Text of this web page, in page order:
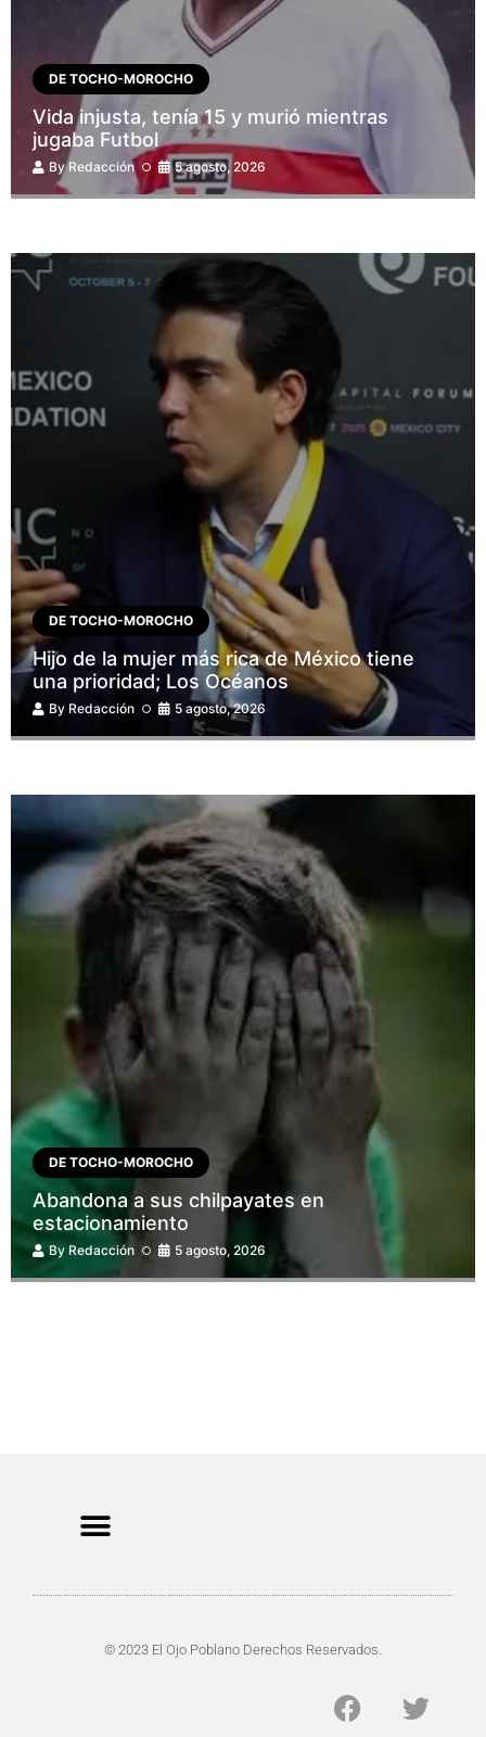
DE TOCHO-MOROCHO
Vida injusta, tenía 15 y murió mientras
jugaba Futbol
ByRedacción 5 agosto, 2026
DE TOCHO-MOROCHO
Hijo de la mujer más rica de México tiene
una prioridad; Los Océanos
By Redacción 5 agosto, 2026
DE TOCHO-MOROCHO
Abandona a sus chilpayates en
estacionamiento
By Redacción 5 agosto, 2026
© 2023 El Ojo Poblano Derechos Reservados.